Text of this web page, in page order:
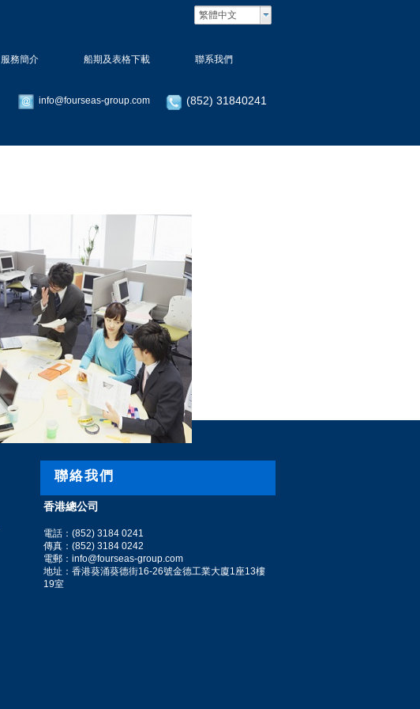
聯絡我們
(852) 31840241
info@fourseas-group.com
服務簡介 船期及表格下載 聯系我們
繁體中文
香港總公司
電話：(852) 3184 0241
傳真：(852) 3184 0242
電郵：info@fourseas-group.com
地址：香港葵涌葵德街16-26號金德工業大廈1座13樓
19室